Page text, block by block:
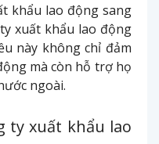
khẩu lao động sang
xuất khẩu lao động
này không chỉ đảm
mà còn hỗ trợ họ
ngoài.
ty xuất khẩu lao